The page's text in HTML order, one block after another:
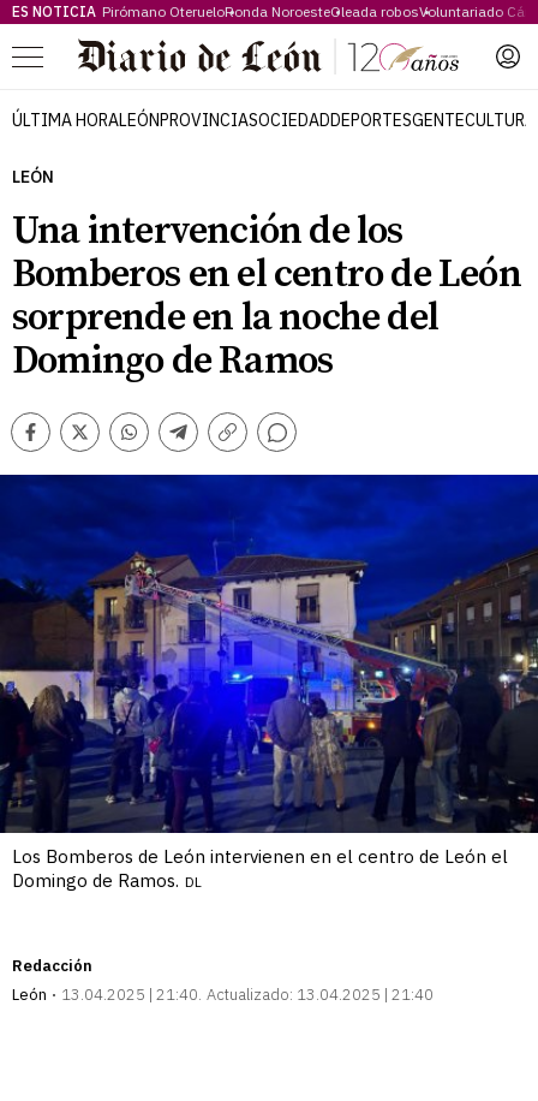
ES NOTICIA Pirómano OterueloRonda NoroesteOleada robosVoluntariado
Menú
ÚLTIMA HORALEÓNPROVINCIASOCIEDADDEPORTESGENTECULTURA
LEÓN
Una intervención de los
Bomberos en el centro de León
sorprende en la noche del
Domingo de Ramos
Facebook
TwitterWhatsappTelegram
Copiar
Comentarios
Los Bomberos de León intervienen en el centro de León el
Domingo de Ramos. DL
Redacción
León
13.04.2025 | 21:40 Actualizado: 13.04.2025 | 21:40